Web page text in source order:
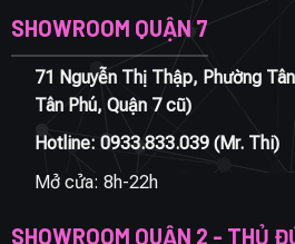
SHOWROOM QUẬN 7
71 Nguyễn Thị Thập, Phường
Tân Phú, Quận 7 cũ)
Hotline: 0933.833.039(Mr. Thi)
Mở cửa: 8h-22h
SHOWROOM QUẬN 2 - THỦ